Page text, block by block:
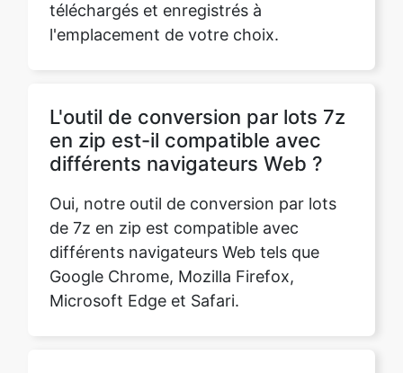
l'emplacement de votre choix.
en zip est-il compatible avec
différents navigateurs Web ?
de 7z en zip est compatible avec
différents navigateurs Web tels que
Google Chrome, Mozilla Firefox,
Microsoft Edge et Safari.